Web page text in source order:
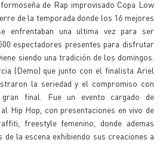
de Rap improvisado Copa Low
de la temporada donde los 16 mejores
enfrentaban una ultima vez para ser
espectadores presentes para disfrutar
siendo una tradición de los domingos.
(Demo) que junto con el finalista Ariel
la seriedad y el compromiso con
final. Fue un evento cargado de
Hip Hop, con presentaciones en vivo de
freestyle femenino, donde ademas
la escena exhibiendo sus creaciones a